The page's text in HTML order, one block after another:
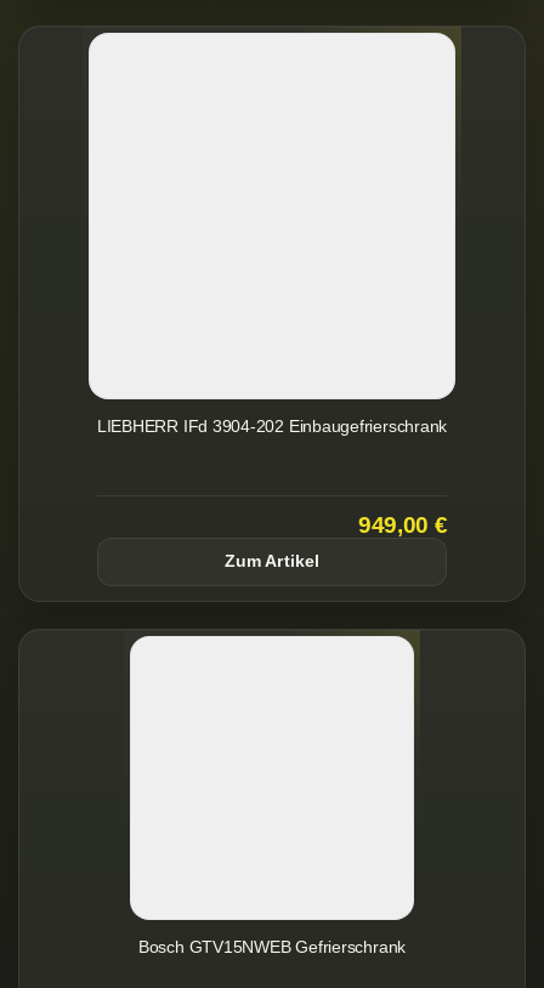
LIEBHERR IFd 3904-202 Einbaugefrierschrank
949,00 €
Zum Artikel
Bosch GTV15NWEB Gefrierschrank